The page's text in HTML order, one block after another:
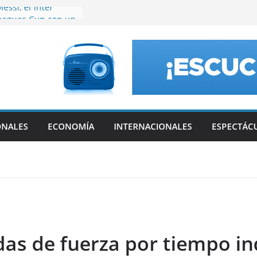
el Inter
temporal de
de la
la venta de
qué vota elECONOMÍA INTERNACIONALES
de fuerza por tiempo